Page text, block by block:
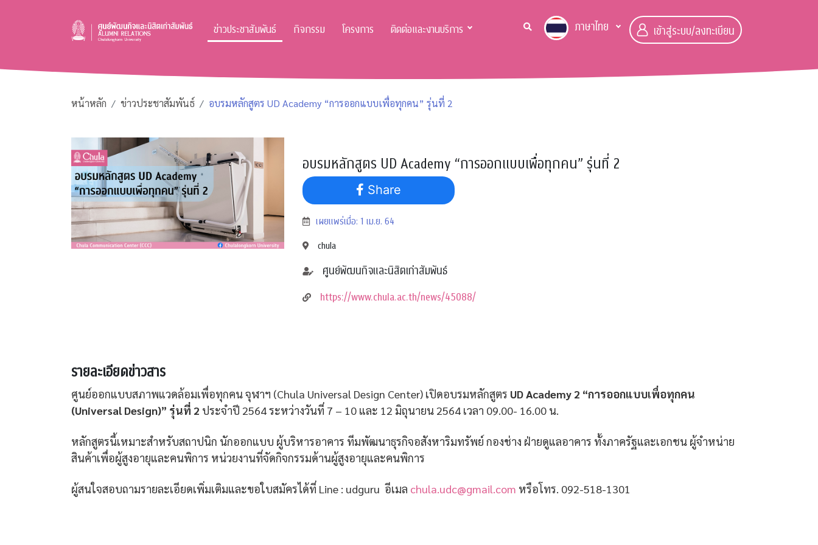
ข่าวประชาสัมพันธ์ กิจกรรม โครงการ ติดต่อและงานบริการ ภาษาไทย เข้าสู่ระบบ/ลงทะเบียน
หน้าหลัก ข่าวประชาสัมพันธ์ อบรมหลักสูตร UD Academy “การออกแบบเพื่อทุกคน” รุ่นที่ 2
อบรมหลักสูตร UD Academy “การออกแบบเพื่อทุกคน” รุ่นที่ 2
Share
เผยแพร่เมื่อ: 1 เม.ย. 64
chula
ศูนย์พัฒนกิจและนิสิตเก่าสัมพันธ์
https://www.chula.ac.th/news/45088/
รายละเอียดข่าวสาร
ศูนย์ออกแบบสภาพแวดล้อมเพื่อทุกคน จุฬาฯ (Chula Universal Design Center) เปิดอบรมหลักสูตร UD Academy 2 “การออกแบบเพื่อทุกคน
(Universal Design)” รุ่นที่ 2 ประจำปี 2564 ระหว่างวันที่ 7 – 10 และ 12 มิถุนายน 2564 เวลา 09.00- 16.00 น.
หลักสูตรนี้เหมาะสำหรับสถาปนิก นักออกแบบ ผู้บริหารอาคาร ทีมพัฒนาธุรกิจอสังหาริมทรัพย์ กองช่าง ฝ่ายดูแลอาคาร ทั้งภาครัฐและเอกชน ผู้จำหน่าย
สินค้าเพื่อผู้สูงอายุและคนพิการ หน่วยงานที่จัดกิจกรรมด้านผู้สูงอายุและคนพิการ
ผู้สนใจสอบถามรายละเอียดเพิ่มเติมและขอใบสมัครได้ที่ Line : udguru อีเมล chula.udc@gmail.com หรือโทร. 092-518-1301